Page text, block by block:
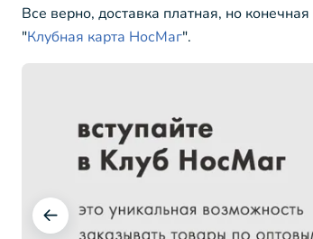
Все верно, доставка платная, но
"Клубная карта НосМаг".